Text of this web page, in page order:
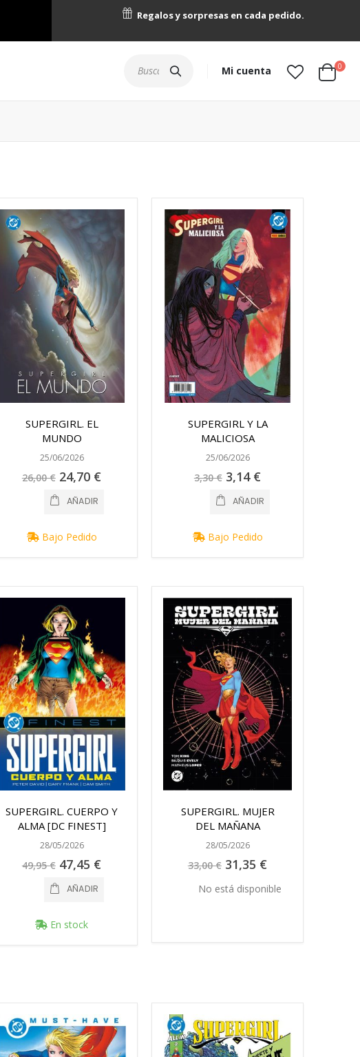
Regalos y sorpresas en cada pedido.
Mi cuenta Cart
0
SUPERGIRL. EL
MUNDO
25/06/2026
26,00 € Precio
especial
24,70 €
AÑADIR
Bajo Pedido
SUPERGIRL Y LA
MALICIOSA
25/06/2026
3,30 € Precio
especial
3,14 €
AÑADIR
Bajo Pedido
SUPERGIRL. CUERPO Y
ALMA [DC FINEST]
28/05/2026
49,95 € Precio
especial
47,45 €
AÑADIR
En stock
SUPERGIRL. MUJER
DEL MAÑANA
28/05/2026
33,00 € Precio
especial
31,35 €
No está disponible